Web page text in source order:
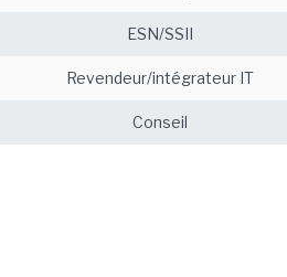
ESN/SSII
Revendeur/intégrateur IT
Conseil